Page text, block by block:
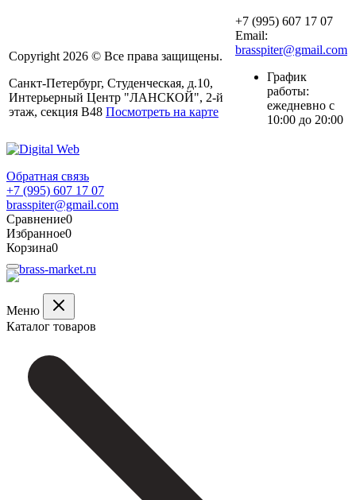
Copyright 2026 © Все права защищены.
Санкт-Петербург, Студенческая, д.10,
Интерьерный Центр "ЛАНСКОЙ", 2-й
этаж, секция В48 Посмотреть на карте
+7 (995) 607 17 07
Email:
brasspiter@gmail.com
График
работы:
ежедневно с
10:00 до 20:00
Обратная связь
+7 (995) 607 17 07
brasspiter@gmail.com
Сравнение0
Избранное0
Корзина0
Меню
Каталог товаров